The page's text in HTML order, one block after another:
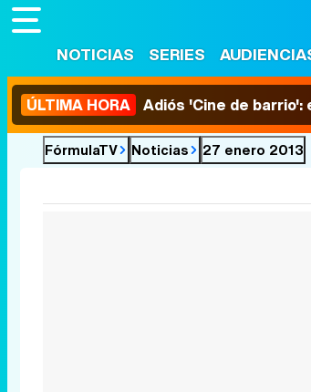
NOTICIAS SERIES
ÚLTIMA HORA Adiós 'Cine de barrio':
FórmulaTV Noticias 27 enero 2013